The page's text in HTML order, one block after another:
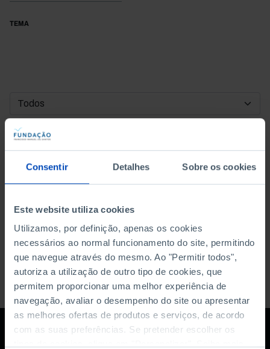
Consentir Detalhes Sobre os cookies
Este website utiliza cookies
Utilizamos, por definição, apenas os cookies
necessários ao normal funcionamento do site, permitindo
que navegue através do mesmo. Ao "Permitir todos",
autoriza a utilização de outro tipo de cookies, que
permitem proporcionar uma melhor experiência de
navegação, avaliar o desempenho do site ou apresentar
as melhores ofertas de produtos e serviços, de acordo
com as suas preferências. Se pretender escolher os
TEMA
DATA DE INÍCIO
DATA DE FIM